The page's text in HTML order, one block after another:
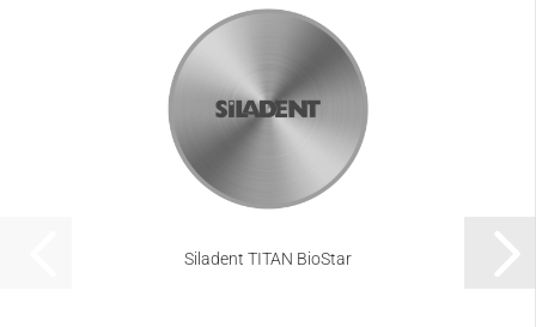
Siladent TITAN BioStar